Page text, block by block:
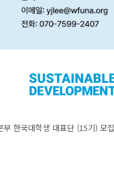
한국대학생 대표단 (15기) 모집